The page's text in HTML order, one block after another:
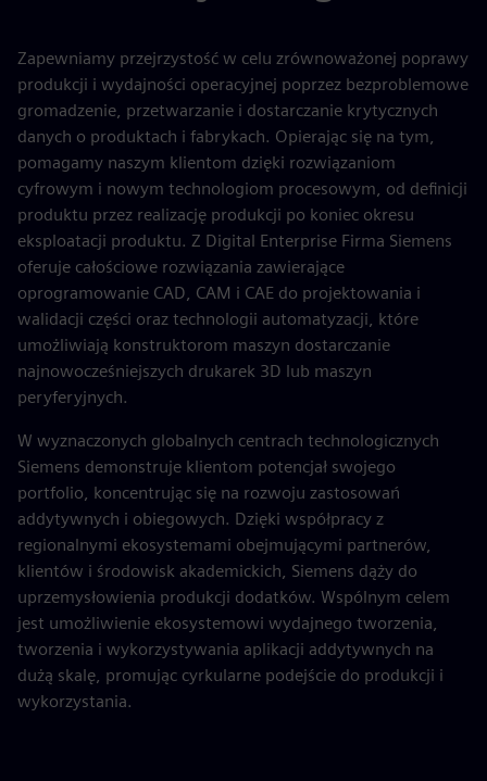
Zapewniamy przejrzystość w celu zrównoważonej poprawy
produkcji i wydajności operacyjnej poprzez bezproblemowe
gromadzenie, przetwarzanie i dostarczanie krytycznych
danych o produktach i fabrykach. Opierając się na tym,
pomagamy naszym klientom dzięki rozwiązaniom
cyfrowym i nowym technologiom procesowym, od definicji
produktu przez realizację produkcji po koniec okresu
eksploatacji produktu. Z Digital Enterprise Firma Siemens
oferuje całościowe rozwiązania zawierające
oprogramowanie CAD, CAM i CAE do projektowania i
walidacji części oraz technologii automatyzacji, które
umożliwiają konstruktorom maszyn dostarczanie
najnowocześniejszych drukarek 3D lub maszyn
peryferyjnych.
W wyznaczonych globalnych centrach technologicznych
Siemens demonstruje klientom potencjał swojego
portfolio, koncentrując się na rozwoju zastosowań
addytywnych i obiegowych. Dzięki współpracy z
regionalnymi ekosystemami obejmującymi partnerów,
klientów i środowisk akademickich, Siemens dąży do
uprzemysłowienia produkcji dodatków. Wspólnym celem
jest umożliwienie ekosystemowi wydajnego tworzenia,
tworzenia i wykorzystywania aplikacji addytywnych na
dużą skalę, promując cyrkularne podejście do produkcji i
wykorzystania.